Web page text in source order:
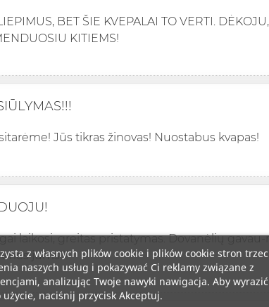
BET ŠIE KVEPALAI TO VERTI.
KITIEMS!
Jūs tikras žinovas! Nuostabus kvapas!
laikosi, greitas pristatymas. Dovanėlių
jums!!!
z własnych plików cookie i plików cookie stron
naszych usług i pokazywać Ci reklamy związane z
analizując Twoje nawyki nawigacja. Aby wyrazić
naciśnij przycisk Akceptuj.